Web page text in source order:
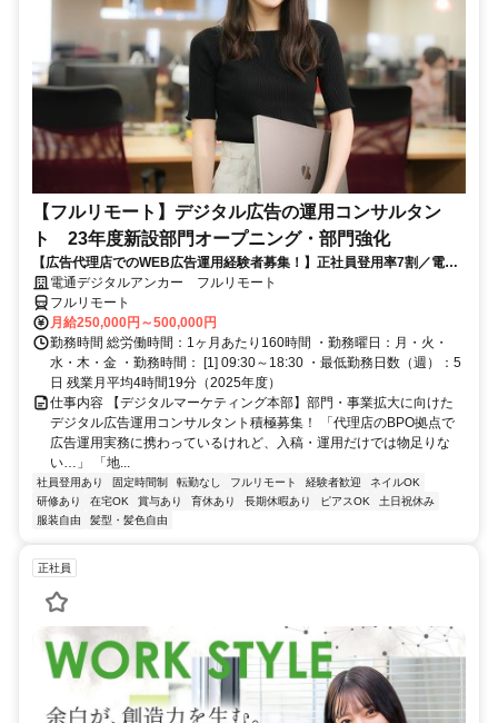
【フルリモート】デジタル広告の運用コンサルタン
ト 23年度新設部門オープニング・部門強化
【広告代理店でのWEB広告運用経験者募集！】正社員登用率7割／電通
G／全国×完全在宅／年休126日・土日祝休み／残業月平均4時間19分
電通デジタルアンカー フルリモート
フルリモート
月給250,000円～500,000円
勤務時間 総労働時間：1ヶ月あたり160時間 ・勤務曜日：月・火・
水・木・金 ・勤務時間： [1] 09:30～18:30 ・最低勤務日数（週）：5
日 残業月平均4時間19分（2025年度）
仕事内容 【デジタルマーケティング本部】部門・事業拡大に向けた
デジタル広告運用コンサルタント積極募集！ 「代理店のBPO拠点で
広告運用実務に携わっているけれど、入稿・運用だけでは物足りな
い…」 「地...
社員登用あり 固定時間制 転勤なし フルリモート 経験者歓迎
ネイルOK
研修あり
在宅OK 賞与あり 育休あり 長期休暇あり ピアスOK
土日祝休み
服装自由
髪型・髪色自由
正社員